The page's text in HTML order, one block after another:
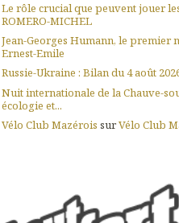
Le rôle crucial que peuvent jouer
ROMERO-MICHEL
Jean-Georges Humann, le premier
Ernest-Emile
Russie-Ukraine : Bilan du 4 août
Nuit internationale de la Chauve-
écologie et...
Vélo Club Mazérois surVélo Club